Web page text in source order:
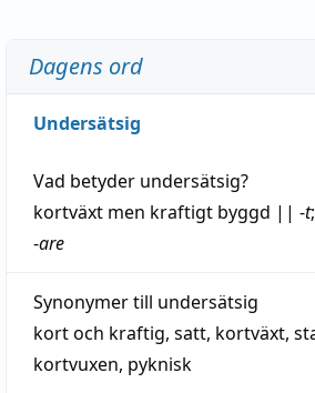
Dagens ord
Undersätsig
Vad betyder undersätsig?
kortväxt men kraftigt byggd || -t;
-are
Synonymer till undersätsig
kort och kraftig, satt, kortväxt,
kortvuxen, pyknisk